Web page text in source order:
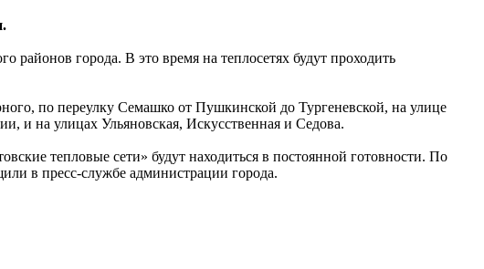
районов города. В это время на теплосетях будут проходить
по переулку Семашко от Пушкинской до Тургеневской, на улице
и на улицах Ульяновская, Искусственная и Седова.
тепловые сети» будут находиться в постоянной готовности. По
в пресс-службе администрации города.